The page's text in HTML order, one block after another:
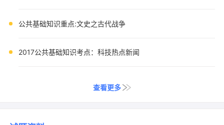
公共基础知识重点:文史之古代战争
2017公共基础知识考点：科技热点新闻
查看更多